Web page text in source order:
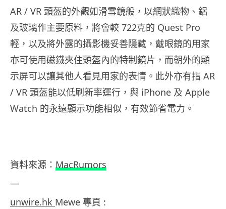
AR / VR 頭盔的外觀如滑雪鏡般，以網狀織物、鋁
及玻璃作主要原料，將會較 722克的 Quest Pro
輕，以及將外露的攝影機妥善隱藏，戴眼鏡的用家
亦可使用磁鐵夾住頭盔內的特制鏡片，而朝外的顯
示屏可以讓其他人看見用家的表情。此外亦有指 AR
/ VR 頭盔能以低刷新率運行，與 iPhone 及 Apple
Watch 的永遠顯示功能相似，有效節省電力。
資料來源： MacRumors
—
unwire.hk Mewe 專頁 :